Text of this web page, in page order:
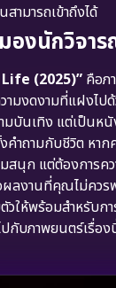
ามารถเข้าถึงได้
องนักวิจา
(2025)” คือภ
มงดงามที่แฝงไปด้
มบันเทิง แต่เป็นห
คำถามกับชีวิต หา
สนุก แต่ต้องการค
ผลงานที่คุณไม่ควร
วให้พร้อมสำหรับก
ปกับภาพยนตร์เรื่อง